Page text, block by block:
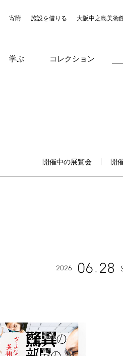
寄附 施設を借りる 大阪中之島美術
学ぶ コレクション
開催中の展覧会 開
2026 06 28